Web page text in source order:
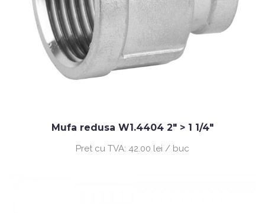
Mufa redusa W1.4404 2" > 1 1/4"
Pret cu TVA: 42.00 lei / buc